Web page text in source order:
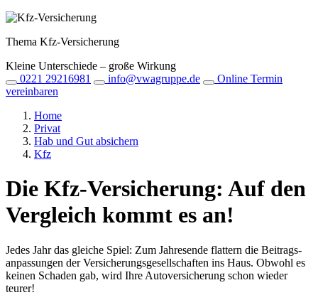
Thema Kfz-Versicherung
Kleine Unterschiede – große Wirkung
0221 29216981
info@vwagruppe.de
Online Termin
vereinbaren
Home
Privat
Hab und Gut absichern
Kfz
Die Kfz-Versicherung: Auf den
Vergleich kommt es an!
Jedes Jahr das gleiche Spiel: Zum Jahresende flattern die Beitrags­
anpassungen der Versicherungs­gesellschaften ins Haus. Obwohl es
keinen Schaden gab, wird Ihre Auto­versicherung schon wieder
teurer!